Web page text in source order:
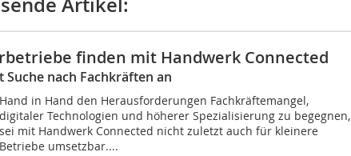
finden mit Handwerk Connected
nach Fachkräften an
Hand in Hand den Herausforderungen Fachkräftemangel,
digitaler Technologien und höherer Spezialisierung zu begegnen,
sei mit Handwerk Connected nicht zuletzt auch für kleinere
Betriebe umsetzbar....